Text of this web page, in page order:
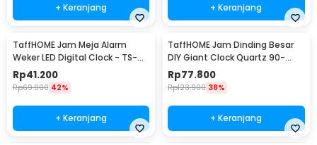
+ Keranjang + Keranjang
TaffHOME Jam Meja Alarm
Weker LED Digital Clock - TS-
S60-W
Rp41.200
Rp69.900 42%
+ Keranjang
TaffHOME Jam Dinding Besar
DIY Giant Clock Quartz 90-
100cm - DIY-106
Rp77.800
Rp123.900 38%
+ Keranjang